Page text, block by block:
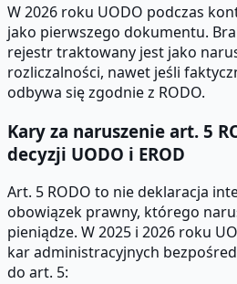
W 2026 roku UODO podczas
jako pierwszego dokumentu.
rejestr traktowany jest jako
rozliczalności, nawet jeśli
odbywa się zgodnie z RODO.
Kary za naruszenie art. 5
decyzji UODO i EROD
Art. 5 RODO to nie deklaracja
obowiązek prawny, którego
pieniądze. W 2025 i 2026 roku
kar administracyjnych
do art. 5: